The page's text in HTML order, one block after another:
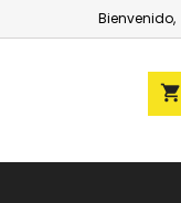
Bienvenido,
shopping_cart